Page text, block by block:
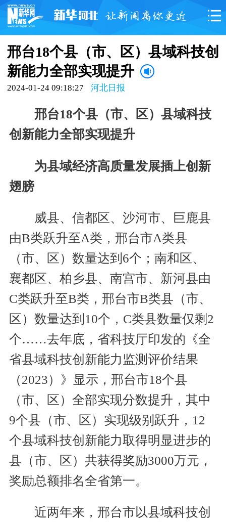
邢台18个县（市、区）县域科技创
新能力全部实现提升
2024-01-24 09:18:27 河北日报
邢台18个县（市、区）县域科技
创新能力全部实现提升
为县域经济高质量发展插上创新
翅膀
威县、信都区、沙河市、巨鹿县
由B类跃升至A类，邢台市A类县
（市、区）数量达到6个；南和区、
襄都区、柏乡县、南宫市、新河县由
C类跃升至B类，邢台市B类县（市、
区）数量达到10个，C类县数量仅剩2
个……去年底，省科技厅印发的《全
省县域科技创新能力监测评价结果
（2023）》显示，邢台市18个县
（市、区）全部实现分数提升，其中
9个县（市、区）实现级别跃升，12
个县域科技创新能力取得明显进步的
县（市、区）共获得奖励3000万元，
奖励总额排名全省第一。
近两年来，邢台市以县域科技创